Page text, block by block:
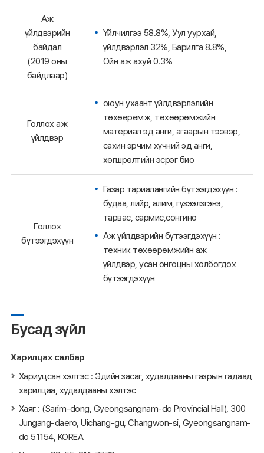
Аж
үйлдвэрийн
байдал
(2019 оны
байдлаар)
Үйлчилгээ 58.8%, Уул уурхай,
үйлдвэрлэл 32%, Барилга 8.8%,
Ойн аж ахуй 0.3%
Голлох аж
үйлдвэр
оюун ухаант үйлдвэрлэлийн
төхөөрөмж, төхөөрөмжийн
материал эд анги, агаарын тээвэр,
сахин эрчим хүчний эд анги,
хөгшрөлтийн эсрэг био
Голлох
бүтээгдэхүүн
Газар тариалангийн бүтээгдэхүүн :
будаа, лийр, алим, гүзээлзгэнэ,
тарвас, сармис,сонгино
Аж үйлдвэрийн бүтээгдэхүүн :
техник төхөөрөмжийн аж
үйлдвэр, усан онгоцны холбогдох
бүтээгдэхүүн
Бусад зүйл
Харилцах салбар
Хариуцсан хэлтэс : Эдийн засаг, худалдааны газрын гадаад
харилцаа, худалдааны хэлтэс
Хаяг : (Sarim-dong, Gyeongsangnam-do Provincial Hall), 300
Jungang-daero, Uichang-gu, Changwon-si, Gyeongsangnam-
do 51154, KOREA